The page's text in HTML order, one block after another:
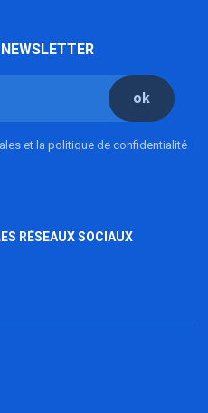
ok
et la politique de confidentialité
RÉSEAUX SOCIAUX